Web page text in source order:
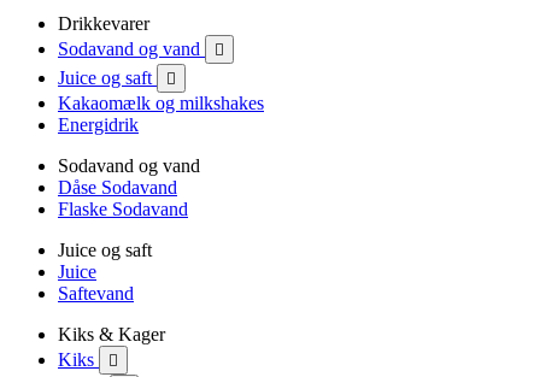
Drikkevarer
Sodavand og vand

Juice og saft 
Kakaomælk og milkshakes
Energidrik
Sodavand og vand
Dåse Sodavand
Flaske Sodavand
Juice og saft
Juice
Saftevand
Kiks & Kager
Kiks
